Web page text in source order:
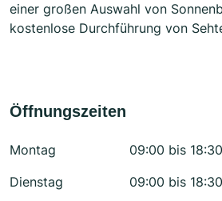
einer großen Auswahl von
kostenlose Durchführung von
Öffnungszeiten
Montag
09:00 bis 18:30
Dienstag
09:00 bis 18:30